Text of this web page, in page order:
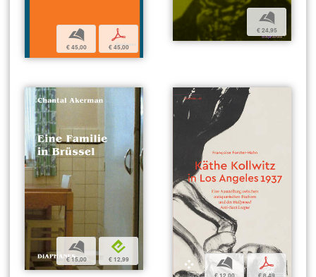
b
€ 45,00
p
€ 45,00
b
€ 24,95
b
€ 15,00
e
€ 12,99 b p